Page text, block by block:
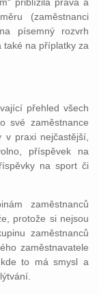
(zaměstnanci
písemný rozvrh
na příplatky za
přehled všech
své zaměstnance
praxi nejčastější,
příspěvek na
na sport či
zaměstnanců
protože si nejsou
zaměstnanců
zaměstnavatele
to má smysl a